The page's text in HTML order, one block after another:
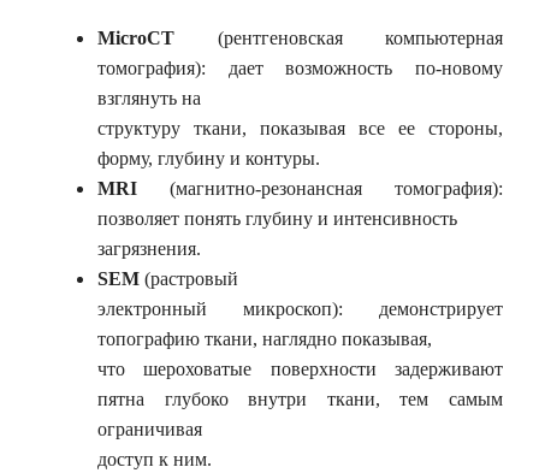
MicroCT (рентгеновская компьютерная
томография): дает возможность по-новому
взглянуть на
структуру ткани, показывая все ее стороны,
форму, глубину и контуры.
MRI (магнитно-резонансная томография):
позволяет понять глубину и интенсивность
загрязнения.
SEM (растровый
электронный микроскоп): демонстрирует
топографию ткани, наглядно показывая,
что шероховатые поверхности задерживают
пятна глубоко внутри ткани, тем самым
ограничивая
доступ к ним.